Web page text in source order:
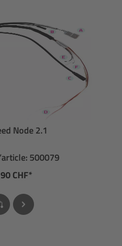
Node 2.1
500079
CHF*